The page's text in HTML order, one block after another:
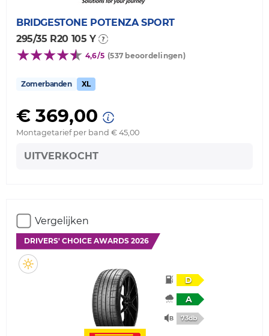
BRIDGESTONE POTENZA SPORT
295/35 R20 105 Y
4,6/5 (537 beoordelingen)
Zomerbanden XL
€ 369,00
Montagetarief per band € 45,00
UITVERKOCHT
Vergelijken
DRIVERS' CHOICE AWARDS 2026
D
A
73db